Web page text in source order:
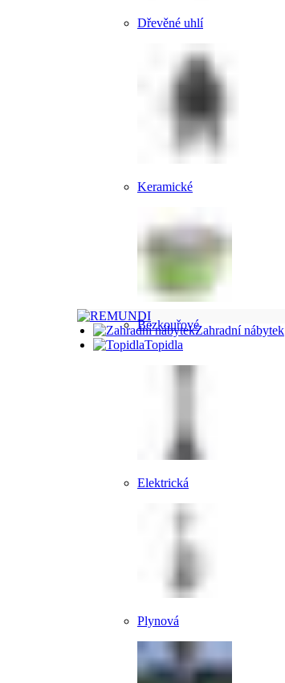
Dřevěné uhlí
Keramické
BezkouřovéZahradní nábytek
Topidla
Elektrická
Plynová